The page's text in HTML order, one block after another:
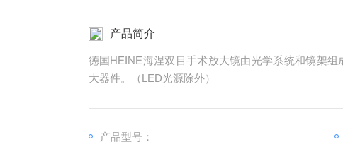
产品简介
德国HEINE海涅双目手术放大镜由光学系统和镜架
大器件。（LED光源除外）
产品型号：